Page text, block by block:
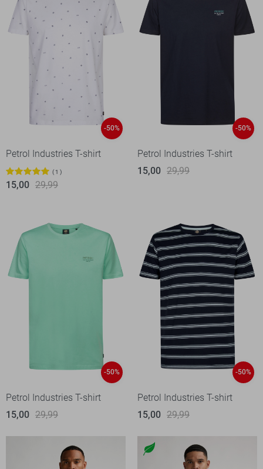
-50%
Petrol Industries T-shirt
1
15,00 29,99
-50%
Petrol Industries T-shirt
15,00 29,99
-50%
Petrol Industries T-shirt
15,00 29,99
-50%
Petrol Industries T-shirt
15,00 29,99